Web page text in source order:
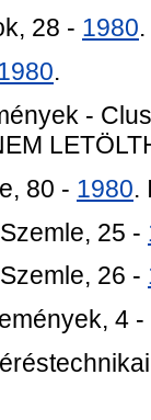
28 - 1980.
.
-
80 - 1980.
25 -
26 -
4 -